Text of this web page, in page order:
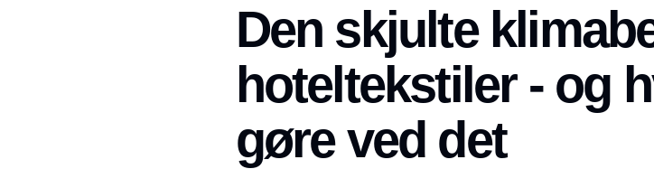
Den skjulte
hoteltekstiler - og
gøre ved det